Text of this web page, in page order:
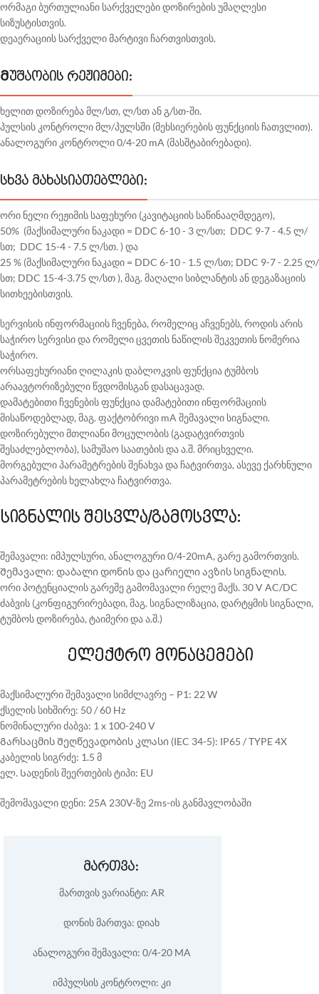
ორმაგი ბურთულიანი სარქველები დოზირების უმაღლესი
სიზუსტისთვის.
დეაერაციის სარქველი მარტივი ჩართვისთვის.
Მუშაობის რეჟიმები:
ხელით დოზირება მლ/სთ, ლ/სთ ან გ/სთ-ში.
პულსის კონტროლი მლ/პულსში (მეხსიერების ფუნქციის ჩათვლით).
ანალოგური კონტროლი 0/4-20 mA (მასშტაბირებადი).
სხვა მახასიათებლები:
ორი ნელირეჟიმის საფეხური (კავიტაციის საწინააღმდეგო),
50% (მაქსიმალური ნაკადი = DDC 6-10 - 3ლ/სთ; DDC 9-7 - 4.5 ლ/
სთ; DDC 15-4 - 7.5 ლ/სთ. ) და
25 % (მაქსიმალური ნაკადი = DDC 6-10 - 1.5 ლ/სთ; DDC 9-7 - 2.25 ლ/
სთ; DDC 15-4-3.75 ლ/სთ), მაგ. მაღალი სიბლანტისანდეგაზაციის
სითხეებისთვის.
სერვისის ინფორმაციის ჩვენება, რომელიც აჩვენებს, როდის არის
საჭირო სერვისი და რომელი ცვეთის ნაწილის შეკვეთის ნომერია
საჭირო.
ორსაფეხურიანი ღილაკის დაბლოკვის ფუნქცია ტუმბოს
არაავტორიზებული წვდომისგან დასაცავად.
დამატებითი ჩვენების ფუნქცია დამატებითი ინფორმაციის
მისაწოდებლად, მაგ. ფაქტობრივი mA შემავალი სიგნალი.
დოზირებული მთლიანი მოცულობის (გადატვირთვის
შესაძლებლობა), სამუშაო საათების და ა.შ. მრიცხველი.
მორგებული პარამეტრების შენახვა და ჩატვირთვა, ასევე ქარხნული
პარამეტრების ხელახლა ჩატვირთვა.
სიგნალის შესვლა/გამოსვლა:
შემავალი: იმპულსური, ანალოგური 0/4-20mA, გარე გამორთვის.
Შემავალი: დაბალი დონის და ცარიელი ავზის სიგნალის.
ორი პოტენციალის გარეშე გამომავალი რელე მაქს. 30 V AC/DC
ძაბვის (კონფიგურირებადი, მაგ. სიგნალიზაცია, დარტყმის სიგნალი,
ტუმბოს დოზირება, ტაიმერი და ა.შ.)
ელექტრო მონაცემები
მაქსიმალური შემავალი სიმძლავრე – P1: 22 W
ქსელის სიხშირე: 50 / 60 Hz
ნომინალური ძაბვა: 1 x 100-240 V
Გარსაცმის Შეღწევადობის კლასი (IEC 34-5): IP65 / TYPE 4X
კაბელის სიგრძე: 1.5 მ
ელ. Სადენის შეერთების ტიპი: EU
შემომავალი დენი: 25A 230V-ზე 2ms-ის განმავლობაში
მართვა:
მართვის ვარიანტი: AR
დონის მართვა: დიახ
ანალოგური შემავალი: 0/4-20 MA
იმპულსის კონტროლი: კი